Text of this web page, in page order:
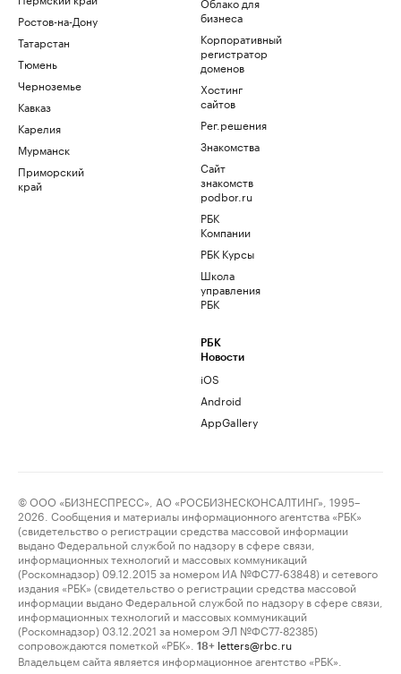
Ростов-на-Дону
Татарстан
Тюмень
Черноземье
Кавказ
Карелия
Мурманск
Приморский
край
бизнеса
Корпоративный
регистратор
доменов
Хостинг
сайтов
Рег.решения
Знакомства
Сайт
знакомств
podbor.ru
РБК
Компании
РБК Курсы
Школа
управления
РБК
РБК
Новости
iOS
Android
AppGallery
© ООО «БИЗНЕСПРЕСС», АО «РОСБИЗНЕСКОНСАЛТИНГ», 1995–
2026. Сообщения и материалы информационного агентства «РБК»
(свидетельство о регистрации средства массовой информации
выдано Федеральной службой по надзору в сфере связи,
информационных технологий и массовых коммуникаций
(Роскомнадзор) 09.12.2015 за номером ИА №ФС77-63848) и сетевого
издания «РБК» (свидетельство о регистрации средства массовой
информации выдано Федеральной службой по надзору в сфере связи,
информационных технологий и массовых коммуникаций
(Роскомнадзор) 03.12.2021 за номером ЭЛ №ФС77-82385)
сопровождаются пометкой «РБК».
18+ letters@rbc.ru
Владельцем сайта является информационное агентство «РБК».